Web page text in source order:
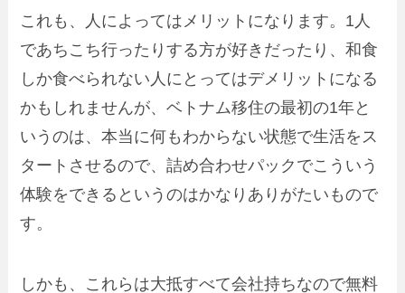
これも、人によってはメリットになります。1人
であちこち行ったりする方が好きだったり、和食
しか食べられない人にとってはデメリットになる
かもしれませんが、ベトナム移住の最初の1年と
いうのは、本当に何もわからない状態で生活をス
タートさせるので、詰め合わせパックでこういう
体験をできるというのはかなりありがたいもので
す。
しかも、これらは大抵すべて会社持ちなので無料